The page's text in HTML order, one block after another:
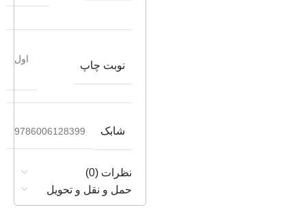
نوبت چاپ
اول
شابک 9786006128399
نظرات (0)
حمل و نقل و تحویل